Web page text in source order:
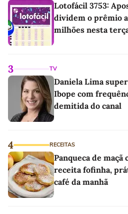
Lotofácil 3753:
dividem o prêmio
milhões nesta
3 TV
Daniela Lima
Ibope com
demitida do canal
4 RECEITAS
Panqueca de maçã
receita fofinha,
café da manhã